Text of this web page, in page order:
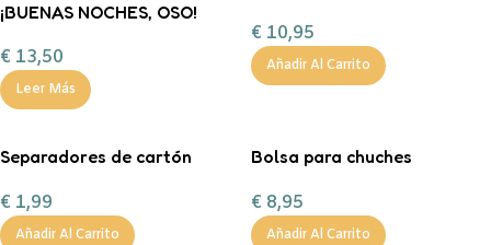
¡BUENAS NOCHES, OSO!
€ 13,50
Leer Más
€ 10,95
Añadir Al Carrito
Separadores de cartón
€ 1,99
Añadir Al Carrito
Bolsa para chuches
€ 8,95
Añadir Al Carrito